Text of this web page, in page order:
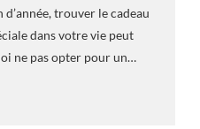
d’année, trouver le cadeau
dans votre vie peut
ne pas opter pour un…